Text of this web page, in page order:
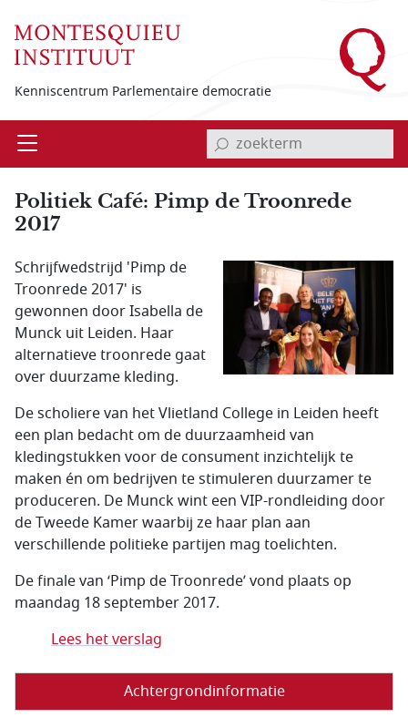
Kenniscentrum Parlementaire democratie
Open invoerveld zoekterm
Politiek Café: Pimp de Troonrede
2017
Schrijfwedstrijd 'Pimp de
Troonrede 2017' is
gewonnen door Isabella de
Munck uit Leiden. Haar
alternatieve troonrede gaat
over duurzame kleding.
De scholiere van het Vlietland College in Leiden heeft
een plan bedacht om de duurzaamheid van
kledingstukken voor de consument inzichtelijk te
maken én om bedrijven te stimuleren duurzamer te
produceren. De Munck wint een VIP-rondleiding door
de Tweede Kamer waarbij ze haar plan aan
verschillende politieke partijen mag toelichten.
De finale van ‘Pimp de Troonrede’ vond plaats op
maandag 18 september 2017.
Lees het verslag
Achtergrondinformatie